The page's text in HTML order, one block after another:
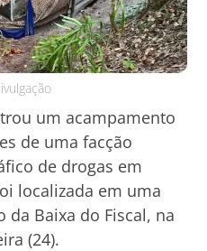
um acampamento
de uma facção
de drogas em
localizada em uma
da Baixa do Fiscal, na
(24).